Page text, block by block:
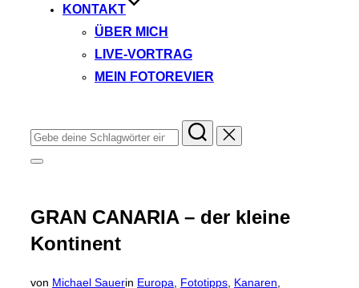
KONTAKT
ÜBER MICH
LIVE-VORTRAG
MEIN FOTOREVIER
Suchen
nach:
Seitenleiste
GRAN CANARIA – der kleine
Kontinent
von Michael Sauerin Europa, Fototipps, Kanaren,